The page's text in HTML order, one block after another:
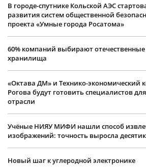
В городе-спутнике Кольской АЭС
развития систем общественной
проекта «Умные города Росатома»
60% компаний выбирают
хранилища
«Октава ДМ» и Технико-экономический
Рогова будут готовить специалистов
отрасли
Учëные НИЯУ МИФИ нашли способ
изображений: точность выросла
Новый шаг к углеродной электронике